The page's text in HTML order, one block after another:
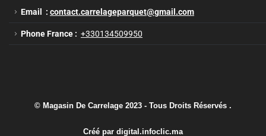
Email : contact.carrelageparquet@gmail.com
Phone France : +330134509950
© Magasin De Carrelage 2023 - Tous Droits Réservés .
Créé par digital.infoclic.ma